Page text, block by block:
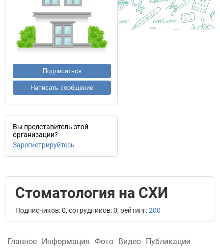
Подписаться
Написать сообщение
Вы представитель этой
организации?
Зарегистрируйтесь
Стоматология на СХИ
Подписчиков: 0, сотрудников: 0, рейтинг:200
Главное Информация Фото Видео Публикации